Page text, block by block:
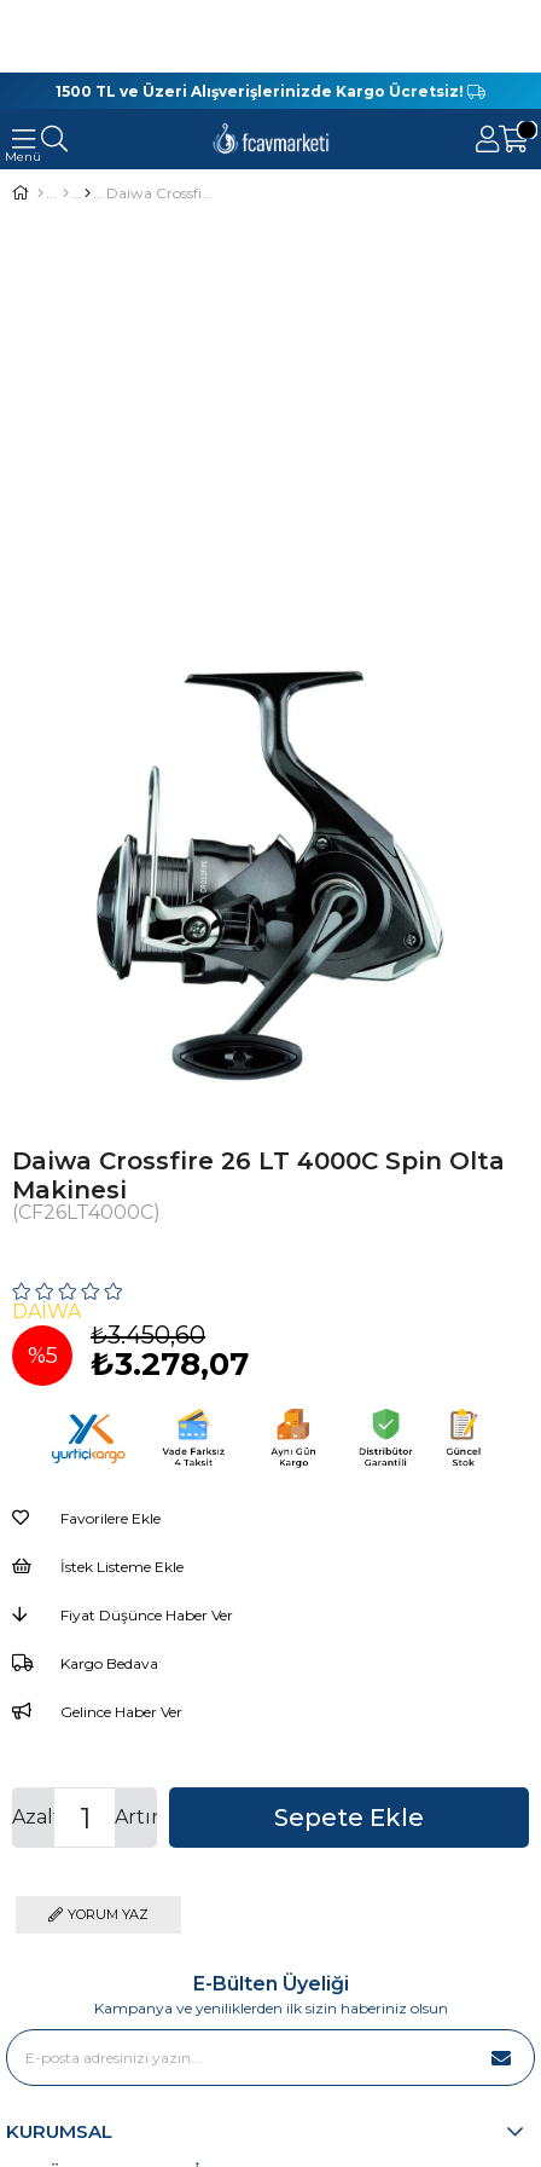
1500 TL ve Üzeri Alışverişlerinizde Kargo Ücretsiz!
Daiwa Crossfire 26 LT 4000C Spin Olta Makinesi
Daiwa Crossfire 26 LT 4000C Spin Olta
Makinesi
(CF26LT4000C)
DAIWA
%5
İndirim
₺3.450,60
₺3.278,07
Favorilere Ekle
İstek Listeme Ekle
Fiyat Düşünce Haber Ver
Kargo Bedava
Gelince Haber Ver
Artır
Azalt
YORUM YAZ
E-Bülten Üyeliği
Kampanya ve yeniliklerden ilk sizin haberiniz olsun
KURUMSAL